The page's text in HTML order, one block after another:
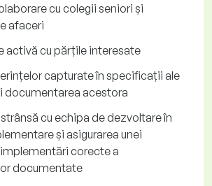
cu colegii seniori și
afaceri
activă cu părțile interesate
capturate în specificații ale
documentarea acestora
cu echipa de dezvoltare în
și asigurarea unei
corecte a
documentate